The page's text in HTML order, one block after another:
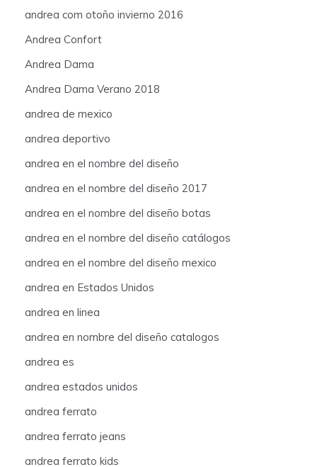
andrea com otoño invierno 2016
Andrea Confort
Andrea Dama
Andrea Dama Verano 2018
andrea de mexico
andrea deportivo
andrea en el nombre del diseño
andrea en el nombre del diseño 2017
andrea en el nombre del diseño botas
andrea en el nombre del diseño catálogos
andrea en el nombre del diseño mexico
andrea en Estados Unidos
andrea en linea
andrea en nombre del diseño catalogos
andrea es
andrea estados unidos
andrea ferrato
andrea ferrato jeans
andrea ferrato kids